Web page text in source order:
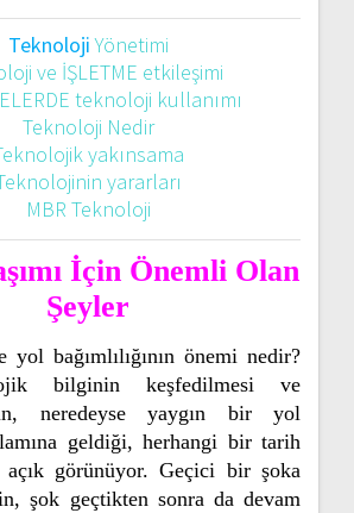
TeknolojiYönetimi
ve İŞLETME etkileşimi
teknoloji kullanımı
Teknoloji Nedir
yakınsama
yararları
MBR Teknoloji
İçin Önemli Olan
Şeyler
yol bağımlılığının önemi nedir?
bilginin keşfedilmesi ve
neredeyse yaygın bir yol
geldiği, herhangi bir tarih
görünüyor. Geçici bir şoka
şok geçtikten sonra da devam